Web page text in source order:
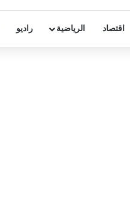
اقتصاد الرياضية راديو